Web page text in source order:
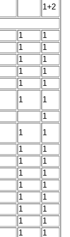
1+2
1
1
1
1
1
1
1
1
1
1
1
1
1
1
1
1
1
1
1
1
1
1
1
1
1
1
1
1
1
1
1